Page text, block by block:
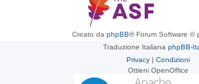
Creato da phpBB® Forum Software ©
Traduzione Italiana phpBB-
Privacy | Condizioni
Ottieni OpenOffice